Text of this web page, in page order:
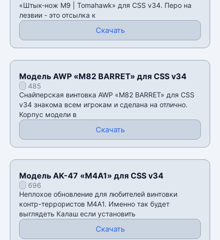
«Штык-нож M9 | Tomahawk» для CSS v34. Перо на
лезвии - это отсылка к
Скачать
Модель AWP «M82 BARRET» для CSS v34
485
Снайперская винтовка AWP «M82 BARRET» для CSS
v34 знакома всем игрокам и сделана на отлично.
Корпус модели в
Скачать
Модель AK-47 «M4A1» для CSS v34
696
Неплохое обновление для любителей винтовки
контр-террористов M4A1. Именно так будет
выглядеть Калаш если установить
Скачать